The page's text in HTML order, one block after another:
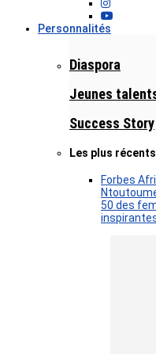
Personnalités
Diaspora
Jeunes
Success Story
Les plus récents
Forbes
50 des